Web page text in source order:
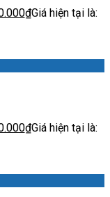
₫Giá hiện tại là:
₫Giá hiện tại là: